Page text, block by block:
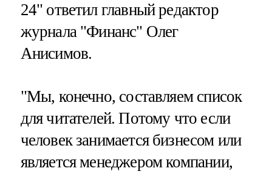
24" ответил главный редактор
журнала "Финанс" Олег
Анисимов.
"Мы, конечно, составляем список
для читателей. Потому что если
человек занимается бизнесом или
является менеджером компании,